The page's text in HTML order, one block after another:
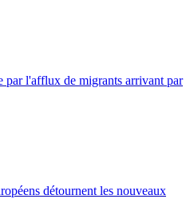
par l'afflux de migrants arrivant par
détournent les nouveaux